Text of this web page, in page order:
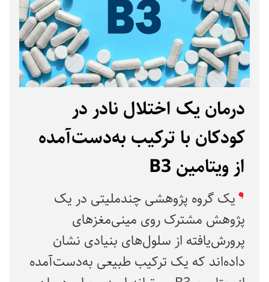
درمان یک اختلال نادر در
کودکان با ترکیب به‌دست‌آمده
از ویتامین B3
یک گروه پژوهشی چندملیتی در یک
پژوهش مشترک روی مینی‌مغزهای
پرورش‌یافته از سلول‌های بنیادی نشان
داده‌اند که یک ترکیب طبیعی به‌دست‌آمده